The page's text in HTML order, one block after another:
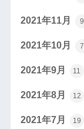
2021年11月 9
2021年10月 7
2021年9月 11
2021年8月 12
2021年7月 19